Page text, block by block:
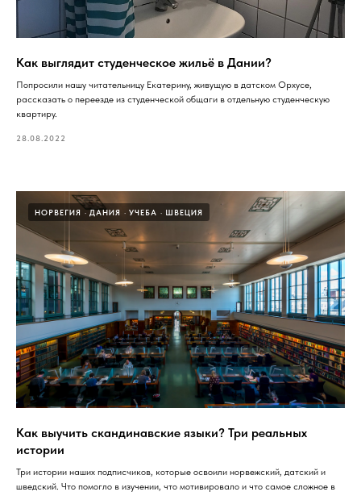
Как выглядит студенческое жильё в Дании?
Попросили нашу читательницу Екатерину, живущую в датском Орхусе,
рассказать о переезде из студенческой общаги в отдельную студенческую
квартиру.
28.08.2022
НОРВЕГИЯ ДАНИЯ УЧЕБА ШВЕЦИЯ
Как выучить скандинавские языки? Три реальных
истории
Три истории наших подписчиков, которые освоили норвежский, датский и
шведский. Что помогло в изучении, что мотивировало и что самое сложное в